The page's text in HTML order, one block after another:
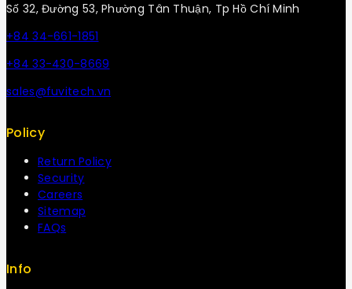
Số 32, Đường 53, Phường Tân Thuận, Tp Hồ Chí Minh
+84 34-661-1851
+84 33-430-8669
sales@fuvitech.vn
Policy
Return Policy
Security
Careers
Sitemap
FAQs
Info